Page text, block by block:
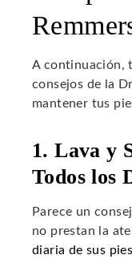
A continuación,
consejos de la
mantener tus
1. Lava y
Todos los
Parece un
no prestan la
diaria de sus pies